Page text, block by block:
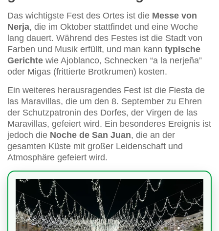
Das wichtigste Fest des Ortes ist die Messe von
Nerja, die im Oktober stattfindet und eine Woche
lang dauert. Während des Festes ist die Stadt von
Farben und Musik erfüllt, und man kann typische
Gerichte wie Ajoblanco, Schnecken “a la nerjeña”
oder Migas (frittierte Brotkrumen) kosten.
Ein weiteres herausragendes Fest ist die Fiesta de
las Maravillas, die um den 8. September zu Ehren
der Schutzpatronin des Dorfes, der Virgen de las
Maravillas, gefeiert wird. Ein besonderes Ereignis ist
jedoch die Noche de San Juan, die an der
gesamten Küste mit großer Leidenschaft und
Atmosphäre gefeiert wird.